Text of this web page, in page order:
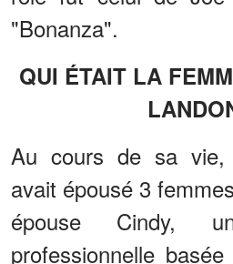
"Bonanza".
QUI ÉTAIT LA
Au cours de sa vie,
avait épousé 3
épouse Cindy,
professionnelle